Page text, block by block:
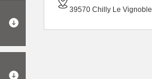
39570 Chilly Le Vignoble